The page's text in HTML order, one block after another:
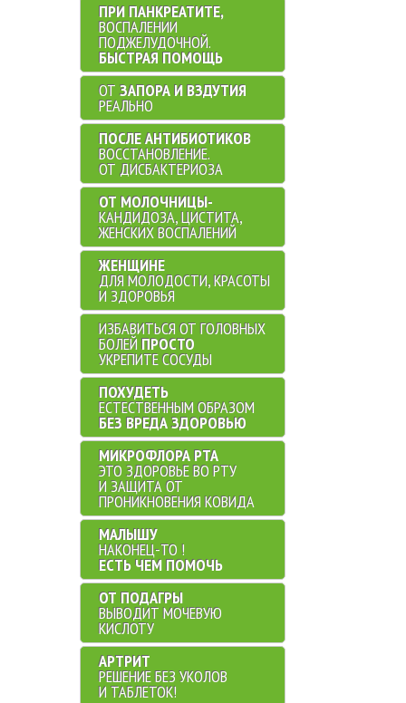
ПРИ ПАНКРЕАТИТЕ,
ВОСПАЛЕНИИ
ПОДЖЕЛУДОЧНОЙ.
БЫСТРАЯ ПОМОЩЬ
ОТ ЗАПОРА И ВЗДУТИЯ
РЕАЛЬНО
ПОСЛЕ АНТИБИОТИКОВ
ВОССТАНОВЛЕНИЕ.
ОТ ДИСБАКТЕРИОЗА
ОТ МОЛОЧНИЦЫ-
КАНДИДОЗА, ЦИСТИТА,
ЖЕНСКИХ ВОСПАЛЕНИЙ
ЖЕНЩИНЕ
ДЛЯ МОЛОДОСТИ, КРАСОТЫ
И ЗДОРОВЬЯ
ИЗБАВИТЬСЯ ОТ ГОЛОВНЫХ
БОЛЕЙ ПРОСТО
УКРЕПИТЕ СОСУДЫ
ПОХУДЕТЬ
ЕСТЕСТВЕННЫМ ОБРАЗОМ
БЕЗ ВРЕДА ЗДОРОВЬЮ
МИКРОФЛОРА РТА
ЭТО ЗДОРОВЬЕ ВО РТУ
И ЗАЩИТА ОТ
ПРОНИКНОВЕНИЯ КОВИДА
МАЛЫШУ
НАКОНЕЦ-ТО !
ЕСТЬ ЧЕМ ПОМОЧЬ
ОТ ПОДАГРЫ
ВЫВОДИТ МОЧЕВУЮ
КИСЛОТУ
АРТРИТ
РЕШЕНИЕ БЕЗ УКОЛОВ
И ТАБЛЕТОК!